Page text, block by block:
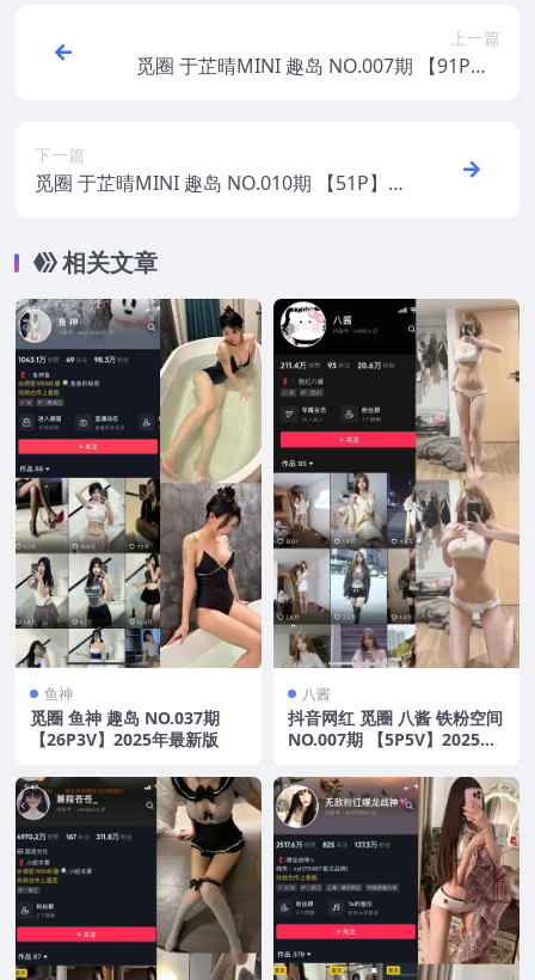
上一篇
觅圈 于芷晴MINI 趣岛 NO.007期 【91P】2
下一篇
觅圈 于芷晴MINI 趣岛 NO.010期 【51P】2
相关文章
鱼神
觅圈 鱼神 趣岛 NO.037期
【26P3V】2025年最新版
八酱
抖音网红 觅圈 八酱 铁粉空间
NO.007期 【5P5V】2025年